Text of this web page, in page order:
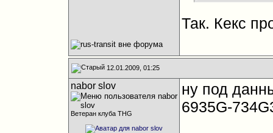
Так. Кекс
12.01.2009, 01:25
nabor slov
Ветеран клуба THG
ну под
6935G-